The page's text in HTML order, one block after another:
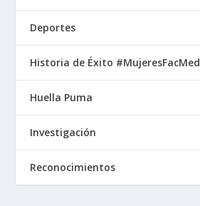
Deportes
Historia de Éxito #MujeresFacMed
Huella Puma
Investigación
Reconocimientos